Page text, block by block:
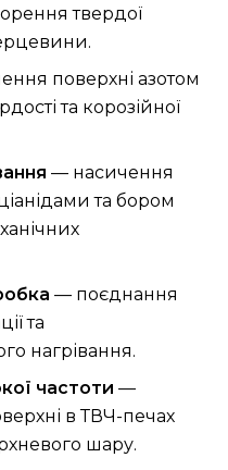
твердої
поверхні азотом
та корозійної
— насичення
та бором
— поєднання
та
нагрівання.
частоти —
в ТВЧ-печах
шару.